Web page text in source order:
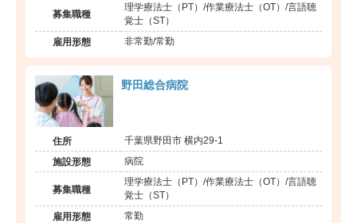
募集職種
理学療法士（PT）/作業療法士（OT）/言語聴
覚士（ST）
雇用形態 非常勤/常勤
野田総合病院
住所 千葉県野田市 横内29-1
施設形態 病院
募集職種
理学療法士（PT）/作業療法士（OT）/言語聴
覚士（ST）
雇用形態 常勤